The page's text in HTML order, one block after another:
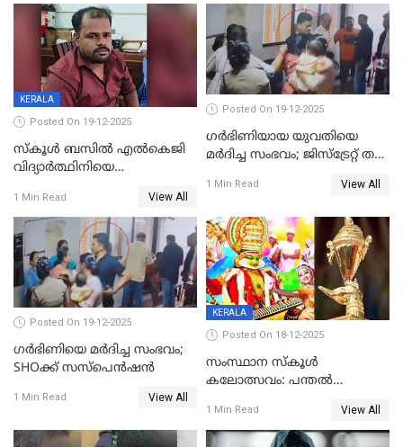
സഹോദരിപുത്രന് ജീവപര്യന്തം
റിപ്പോർട്ട്
KERALA
Posted On 19-12-2025
സ്കൂൾ ബസിൽ എൽകെജി
വിദ്യാര്‍ത്ഥിനിയെ
ക്ലീനര്‍ പിടിയിൽ
1 Min Read View All
Posted On 19-12-2025
ഗര്‍ഭിണിയായ യുവതിയെ
മര്‍ദിച്ച സംഭവം; ജിസ്‌ട്രേറ്റ് തല
യുവതി
1 Min Read View All
Posted On 19-12-2025
ഗര്‍ഭിണിയെ മർദിച്ച സംഭവം;
SHOക്ക് സസ്പെൻഷൻ
1 Min Read View All
KERALA
Posted On 18-12-2025
സംസ്ഥാന സ്കൂൾ
കലോത്സവം: പന്തൽ
1 Min Read View All